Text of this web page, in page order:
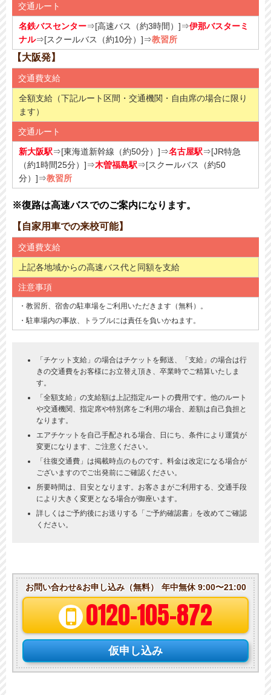
交通ルート
名鉄バスセンター⇒[高速バス（約3時間）]⇒伊那バスターミ
ナル⇒[スクールバス（約10分）]⇒教習所
【大阪発】
交通費支給
全額支給（下記ルート区間・交通機関・自由席の場合に限り
ます）
交通ルート
新大阪駅⇒[東海道新幹線（約50分）]⇒名古屋駅⇒[JR特急
（約1時間25分）]⇒木曽福島駅⇒[スクールバス（約50
分）]⇒教習所
※復路は高速バスでのご案内になります。
【自家用車での来校可能】
交通費支給
上記各地域からの高速バス代と同額を支給
注意事項
・教習所、宿舎の駐車場をご利用いただきます（無料）。
・駐車場内の事故、トラブルには責任を負いかねます。
「チケット支給」の場合はチケットを郵送、「支給」の場合は行
きの交通費をお客様にお立替え頂き、卒業時でご精算いたしま
す。
「全額支給」の支給額は上記指定ルートの費用です。他のルート
や交通機関、指定席や特別席をご利用の場合、差額は自己負担と
なります。
エアチケットを自己手配される場合、日にち、条件により運賃が
変更になります、ご注意ください。
「往復交通費」は掲載時点のものです。料金は改定になる場合が
ございますのでご出発前にご確認ください。
所要時間は、目安となります。お客さまがご利用する、交通手段
により大きく変更となる場合が御座います。
詳しくはご予約後にお送りする「ご予約確認書」を改めてご確認
ください。
お問い合わせ&お申し込み（無料） 年中無休 9:00〜21:00
0120-105-872
仮申し込み